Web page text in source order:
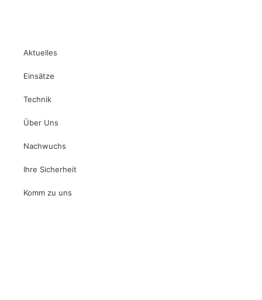
Aktuelles
Einsätze
Technik
Über Uns
Nachwuchs
Ihre Sicherheit
Komm zu uns